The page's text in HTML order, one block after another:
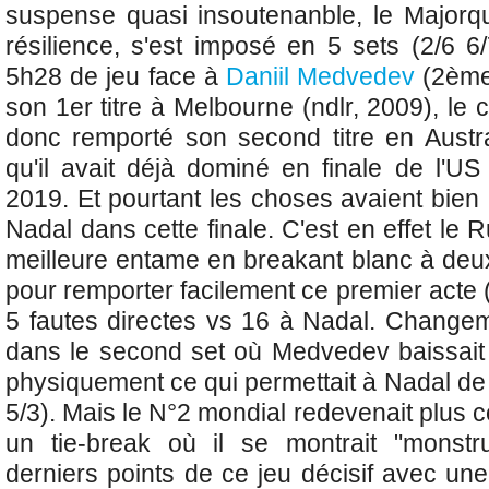
suspense quasi insoutenanble, le
résilience, s'est imposé en 5 sets (2/6
5h28 de jeu face à Daniil Medvedev
son 1er titre à Melbourne (ndlr, 2009), le
donc remporté son second titre en
qu'il avait déjà dominé en finale de
2019. Et pourtant les choses avaient
Nadal dans cette finale. C'est en effet le
meilleure entame en breakant blanc à
pour remporter facilement ce premier acte
5 fautes directes vs 16 à Nadal.
dans le second set où Medvedev
physiquement ce qui permettait à Nadal
5/3). Mais le N°2 mondial redevenait plus
un tie-break où il se montrait
derniers points de ce jeu décisif avec